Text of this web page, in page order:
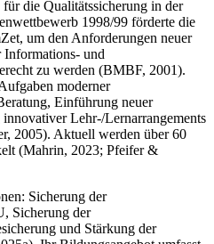
die Qualitätssicherung in der
1998/99 förderte die
um den Anforderungen neuer
Informations- und
zu werden (BMBF, 2001).
moderner
Einführung neuer
Lehr-/Lernarrangements
2005). Aktuell werden über 60
(Mahrin, 2023; Pfeifer &
Sicherung der
Sicherung der
und Stärkung der